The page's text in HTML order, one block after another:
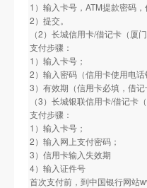
1）输入卡号，ATM提款密码
2）提交。
（2）长城信用卡/借记卡（厦
支付步骤：
1）输入卡号；
2）输入密码（信用卡使用电
3）有效期（信用卡必填，借
（3）长城银联信用卡/借记卡
支付步骤：
1）输入卡号；
2）输入网上支付密码；
3）信用卡输入失效期
4）输入证件号
首次支付前，到中国银行网站